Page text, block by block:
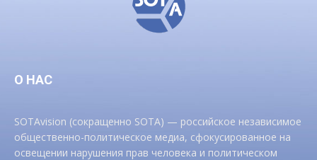
О НАС
SOTAvision (сокращенно SOTA) — российское независимое
общественно-политическое медиа, сфокусированное на
освещении нарушения прав человека и политическом